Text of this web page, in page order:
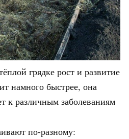
грядке рост и развитие
намного быстрее, она
к различным заболеваниям
по-разному: